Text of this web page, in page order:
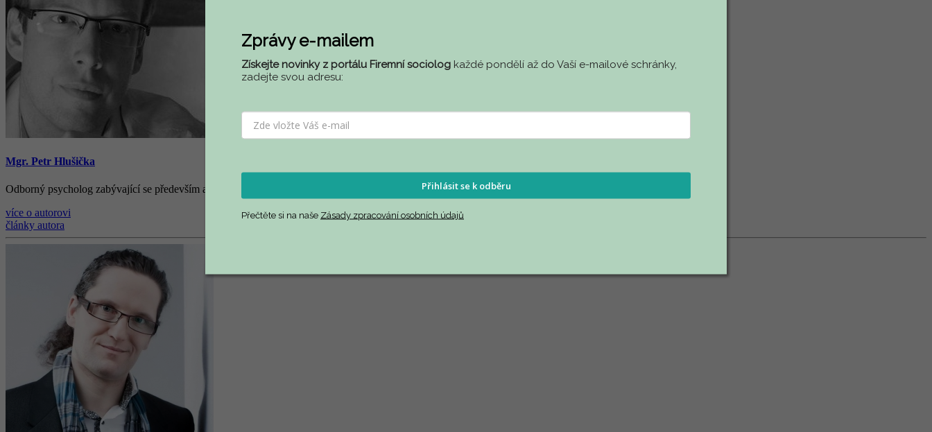
Mgr. Petr Hlušička
Odborný psycholog zabývající se především aplikovanou psychologií v oblasti lidských zdrojů.
více o autorovi
články autora
Zprávy e-mailem
Získejte novinky z portálu Firemní sociolog každé pondělí až do Vaší e-mailové schránky,
zadejte svou adresu:
Přihlásit se k odběru
Přečtěte si na naše Zásady zpracování osobních údajů